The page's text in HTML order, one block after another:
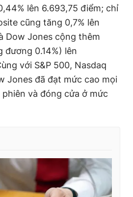
lên 6.693,75 điểm; chỉ
cũng tăng 0,7% lên
Dow Jones cộng thêm
đương 0.14%) lên
với S&P 500, Nasdaq
Jones đã đạt mức cao mọi
và đóng cửa ở mức